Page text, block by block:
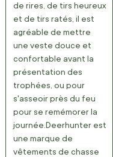
de rires, de tirs heureux
et de tirs ratés, il est
agréable de mettre
une veste douce et
confortable avant la
présentation des
trophées, ou pour
s'asseoir près du feu
pour se remémorer la
journée. Deerhunter est
une marque de
vêtements de chasse